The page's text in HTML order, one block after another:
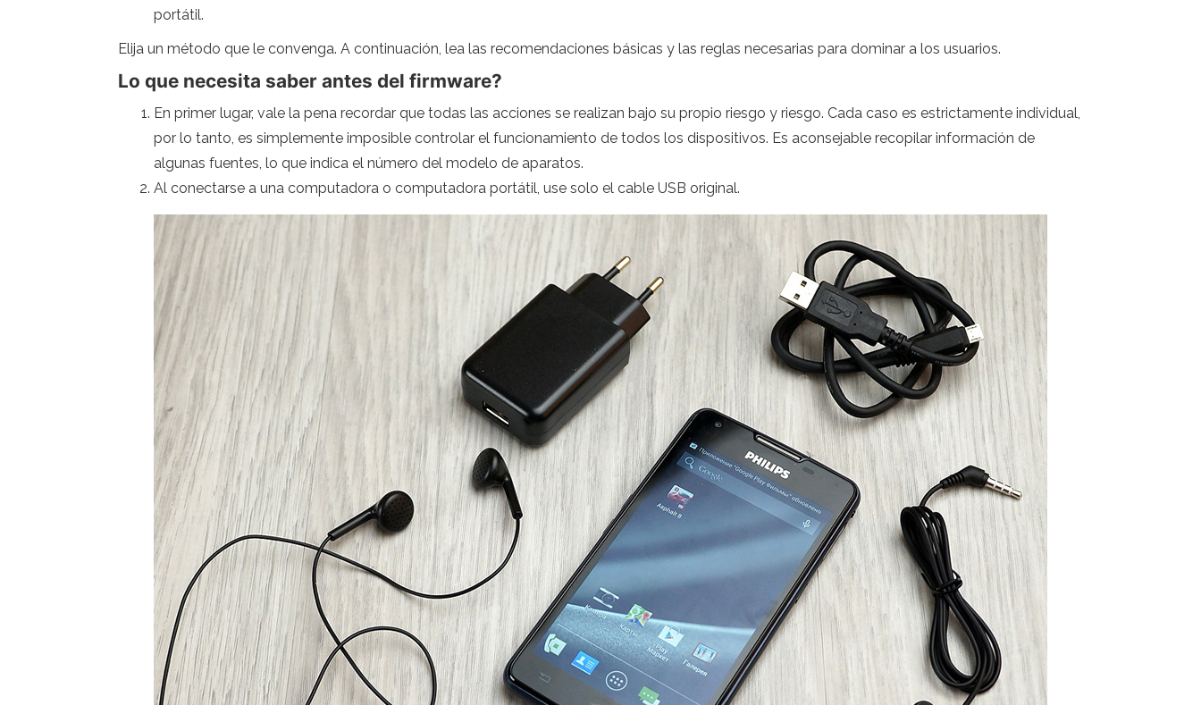
portátil.
Elija un método que le convenga. A continuación, lea las recomendaciones básicas y las reglas necesarias para dominar a los usuarios.
Lo que necesita saber antes del firmware?
En primer lugar, vale la pena recordar que todas las acciones se realizan bajo su propio riesgo y riesgo. Cada caso es estrictamente individual,
por lo tanto, es simplemente imposible controlar el funcionamiento de todos los dispositivos. Es aconsejable recopilar información de
algunas fuentes, lo que indica el número del modelo de aparatos.
Al conectarse a una computadora o computadora portátil, use solo el cable USB original.